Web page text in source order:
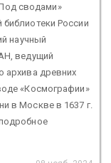
сводами»
России
научный
ведущий
архива древних
«Космографии»
в Москве в 1637 г.